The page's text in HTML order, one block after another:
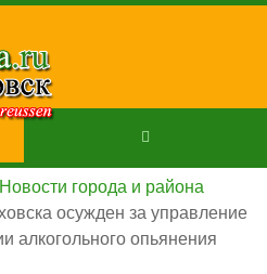
Новости города и района
осужден за управление
алкогольного опьянения